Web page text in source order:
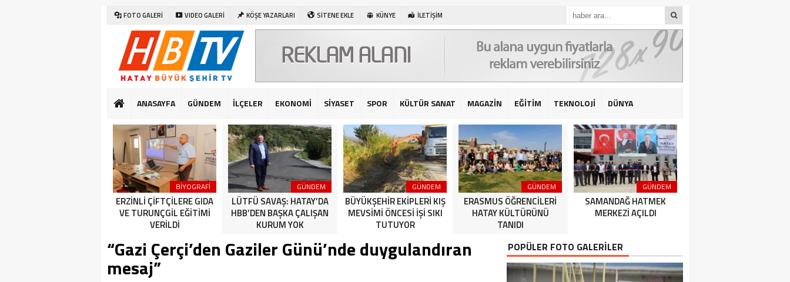
FOTO GALERİ VIDEO GALERİ KÖŞE YAZARLARI SİTENE EKLE KÜNYE İLETİŞİM
ANASAYFA GÜNDEM İLÇELER EKONOMİ SİYASET SPOR KÜLTÜR SANAT MAGAZİN EĞİTİM TEKNOLOJİ DÜNYA
SAĞLIK
BİYOGRAFİ
ERZİNLİ ÇİFTÇİLERE GIDA
VE TURUNÇGİL EĞİTİMİ
VERİLDİ
GÜNDEM
LÜTFÜ SAVAŞ: HATAY’DA
HBB’DEN BAŞKA ÇALIŞAN
KURUM YOK
GÜNDEM
BÜYÜKŞEHİR EKİPLERİ KIŞ
MEVSİMİ ÖNCESİ İŞİ SIKI
TUTUYOR
GÜNDEM
ERASMUS ÖĞRENCİLERİ
HATAY KÜLTÜRÜNÜ
TANIDI
GÜNDEM
SAMANDAĞ HATMEK
MERKEZİ AÇILDI
“Gazi Çerçi’den Gaziler Günü’nde duygulandıran
mesaj”
POPÜLER FOTO GALERİLER